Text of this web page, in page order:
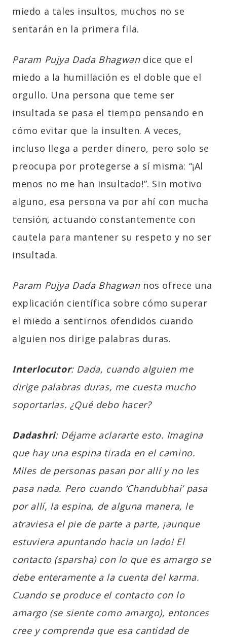
miedo a tales insultos, muchos no se
sentarán en la primera fila.
Param Pujya Dada Bhagwandice que el
miedo a la humillación es el doble que el
orgullo. Una persona que teme ser
insultada se pasa el tiempo pensando en
cómo evitar que la insulten. A veces,
incluso llega a perder dinero, pero solo se
preocupa por protegerse a sí misma: “¡Al
menos no me han insultado!”. Sin motivo
alguno, esa persona va por ahí con mucha
tensión, actuando constantemente con
cautela para mantener su respeto y no ser
insultada.
Param Pujya Dada Bhagwannos ofrece una
explicación científica sobre cómo superar
el miedo a sentirnos ofendidos cuando
alguien nos dirige palabras duras.
Interlocutor: Dada, cuando alguien me
dirige palabras duras, me cuesta mucho
soportarlas. ¿Qué debo hacer?
Dadashri: Déjame aclararte esto. Imagina
que hay una espina tirada en el camino.
Miles de personas pasan por allí y no les
pasa nada. Pero cuando ‘Chandubhai’ pasa
por allí, la espina, de alguna manera, le
atraviesa el pie de parte a parte, ¡aunque
estuviera apuntando hacia un lado! El
contacto (sparsha) con lo que es amargo se
debe enteramente a la cuenta del karma.
Cuando se produce el contacto con lo
amargo (se siente como amargo), entonces
cree y comprenda que esa cantidad de